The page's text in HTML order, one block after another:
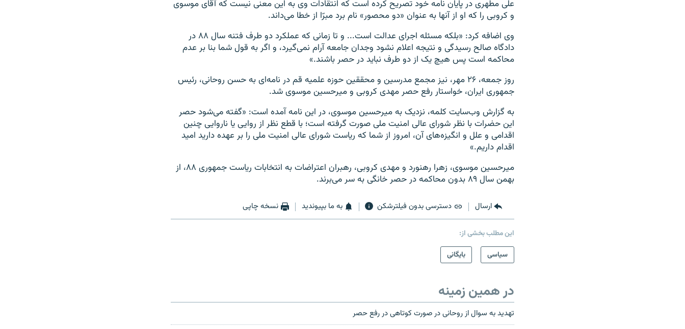
علی مطهری در پایان نامه خود تصریح کرده است که انتقادات وی به این معنی نیست که آقای موسوی
و کروبی را که او از آنها به عنوان «دو محصور» نام برد مبرّا از خطا می‌داند.
وی اضافه کرد: «بلکه مسئله اجرای عدالت است... و تا زمانی که عملکرد دو طرف فتنه سال ۸۸ در
دادگاه صالح رسیدگی و نتیجه اعلام نشود وجدان جامعه آرام نمی‌گیرد، و اگر به قول شما بنا بر عدم
محاکمه است پس هیچ یک از دو طرف نباید در حصر باشند.»
روز جمعه، ۲۶ مهر، نیز مجمع مدرسین و محققین حوزه علمیه قم در نامه‌ای به حسن روحانی، رئیس
جمهوری ایران، خواستار رفع حصر مهدی کروبی و میرحسین موسوی شد.
به گزارش وب‌سایت کلمه، نزدیک به میرحسین موسوی، در این نامه آمده است: «گفته می‌شود حصر
این حضرات با نظر شورای عالی امنیت ملی صورت گرفته است؛ با قطع نظر از روایی یا ناروایی چنین
اقدامی و علل و انگیزه‌های آن، امروز از شما که ریاست شورای عالی امنیت ملی را بر عهده دارید امید
اقدام داریم.»
میرحسین موسوی، زهرا رهنورد و مهدی کروبی، رهبران اعتراضات به انتخابات ریاست جمهوری ۸۸، از
بهمن‌ سال ۸۹ بدون محاکمه در حصر خانگی به سر می‌برند.
ارسال دسترسی بدون فیلترشکن به ما بپیوندید نسخه چاپی
این مطلب بخشی از:
سیاسی
بایگانی
در همین زمینه
تهدید به سوال از روحانی در صورت کوتاهی در رفع حصر